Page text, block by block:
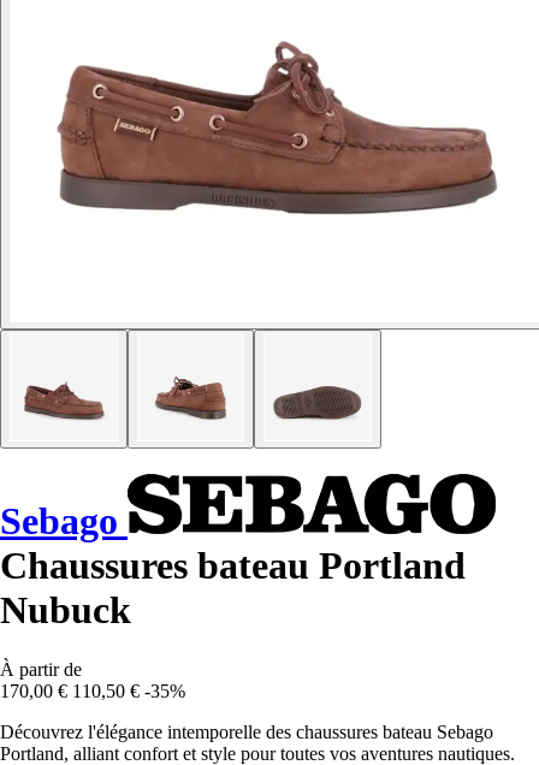
Sebago
Chaussures bateau Portland
Nubuck
À partir de
170,00 € 110,50 € -35%
Découvrez l'élégance intemporelle des chaussures bateau Sebago
Portland, alliant confort et style pour toutes vos aventures nautiques.